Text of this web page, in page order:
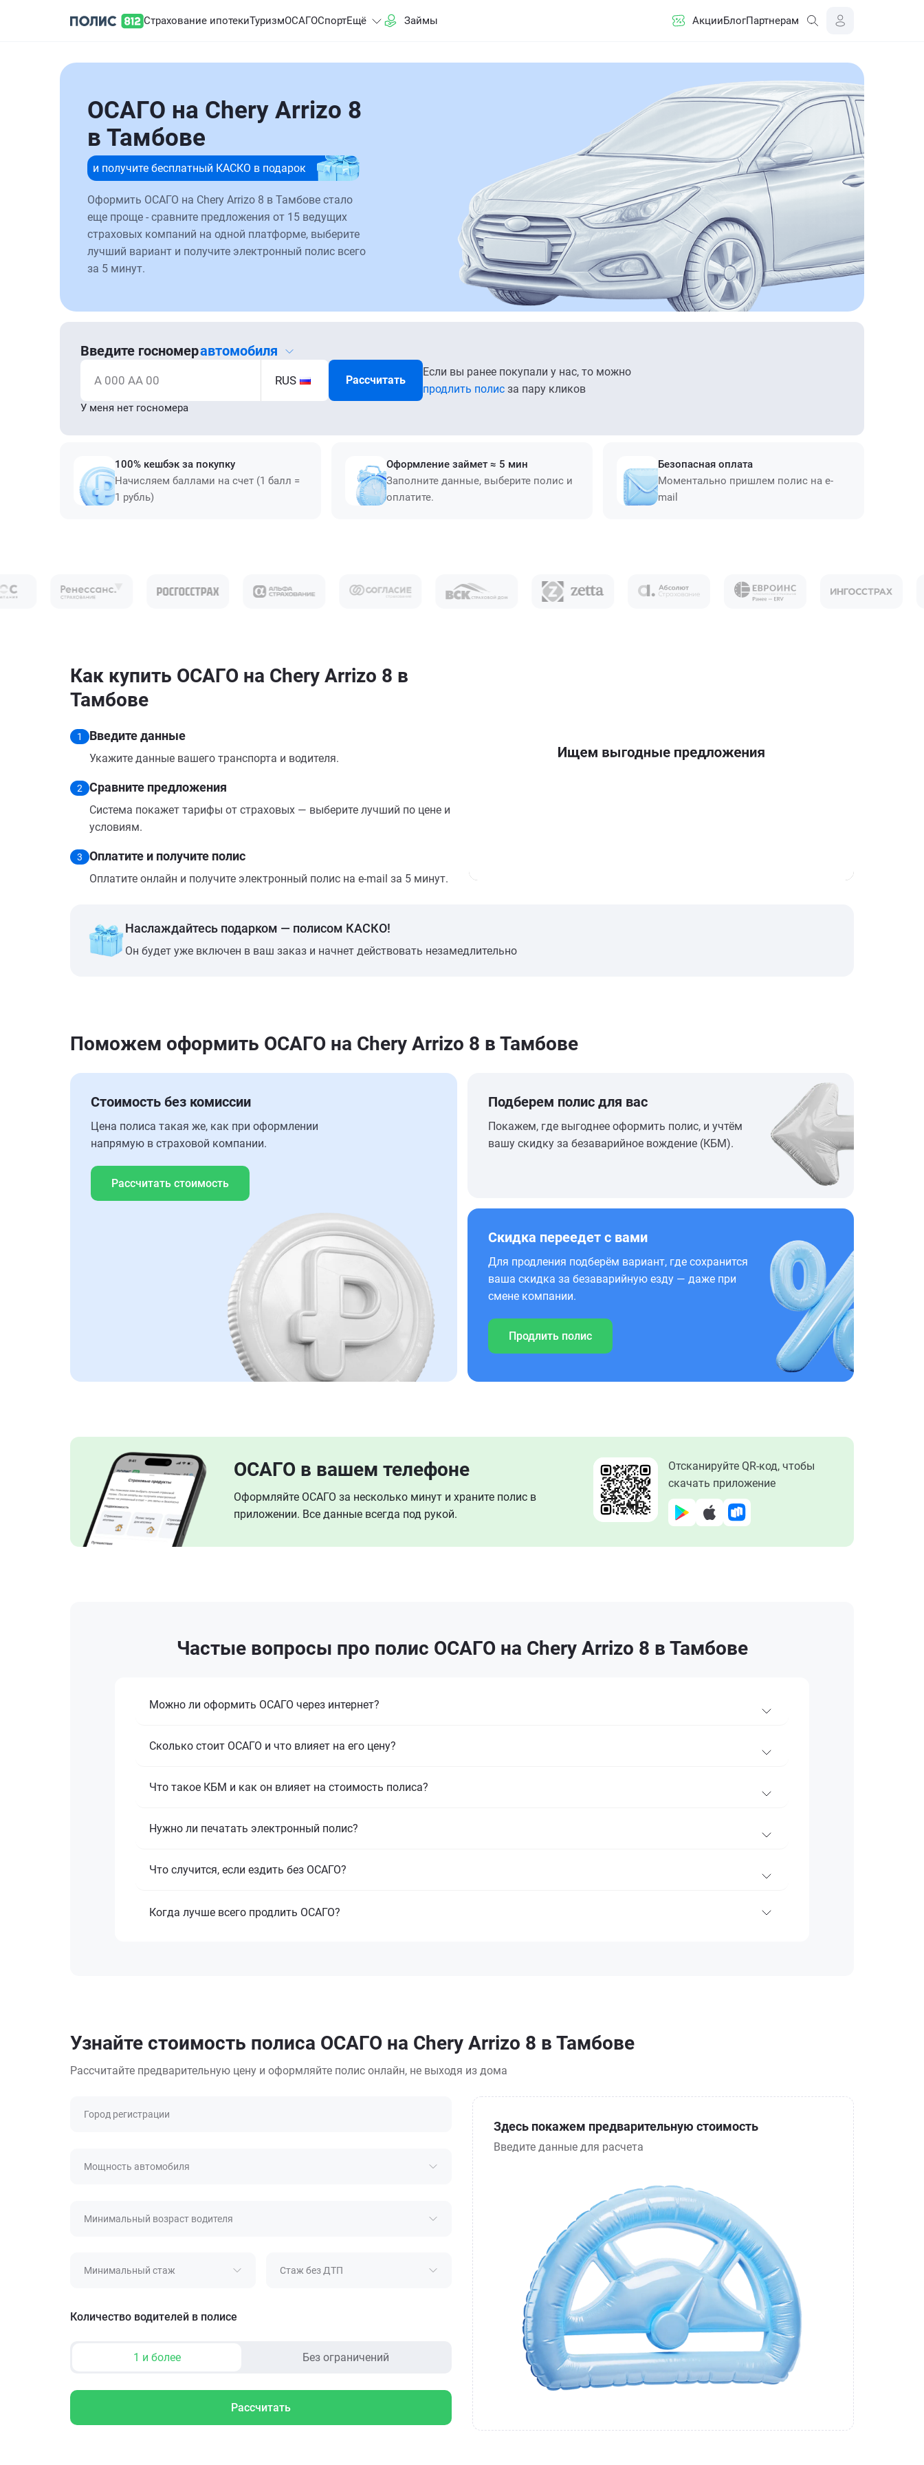
Страхование ипотекиТуризмОСАГОСпортЕщё Займы АкцииБлогПартнерам
ОСАГО на Chery Arrizo 8
в Тамбове
и получите бесплатный КАСКО в подарок
Оформить ОСАГО на Chery Arrizo 8 в Тамбове стало
еще проще - сравните предложения от 15 ведущих
страховых компаний на одной платформе, выберите
лучший вариант и получите электронный полис всего
за 5 минут.
Введите госномеравтомобиля
А 000 АА 00 RUS Рассчитать
Если вы ранее покупали у нас, то можно
продлить полис за пару кликов
У меня нет госномера
100% кешбэк за покупку
Начисляем баллами на счет (1 балл =
1 рубль)
Оформление займет ≈ 5 мин
Заполните данные, выберите полис и
оплатите.
Безопасная оплата
Моментально пришлем полис на e-
mail
Как купить ОСАГО на Chery Arrizo 8 в
Тамбове
1 Введите данные
Укажите данные вашего транспорта и водителя.
2 Сравните предложения
Система покажет тарифы от страховых — выберите лучший по цене и
условиям.
3 Оплатите и получите полис
Оплатите онлайн и получите электронный полис на e-mail за 5 минут.
Наслаждайтесь подарком — полисом КАСКО!
Он будет уже включен в ваш заказ и начнет действовать незамедлительно
Поможем оформить ОСАГО на Chery Arrizo 8 в Тамбове
Стоимость без комиссии
Цена полиса такая же, как при оформлении
напрямую в страховой компании.
Рассчитать стоимость
Подберем полис для вас
Покажем, где выгоднее оформить полис, и учтём
вашу скидку за безаварийное вождение (КБМ).
Скидка переедет с вами
Для продления подберём вариант, где сохранится
ваша скидка за безаварийную езду — даже при
смене компании.
Продлить полис
ОСАГО в вашем телефоне
Оформляйте ОСАГО за несколько минут и храните полис в
приложении. Все данные всегда под рукой.
Отсканируйте QR-код, чтобы
скачать приложение
Частые вопросы про полис ОСАГО на Chery Arrizo 8 в Тамбове
Можно ли оформить ОСАГО через интернет?
Сколько стоит ОСАГО и что влияет на его цену?
Что такое КБМ и как он влияет на стоимость полиса?
Нужно ли печатать электронный полис?
Что случится, если ездить без ОСАГО?
Когда лучше всего продлить ОСАГО?
Узнайте стоимость полиса ОСАГО на Chery Arrizo 8 в Тамбове
Рассчитайте предварительную цену и оформляйте полис онлайн, не выходя из дома
Город регистрации
Мощность автомобиля
Минимальный возраст водителя
Минимальный стаж Стаж без ДТП
Количество водителей в полисе
1 и более Без ограничений
Рассчитать
Здесь покажем предварительную стоимость
Введите данные для расчета